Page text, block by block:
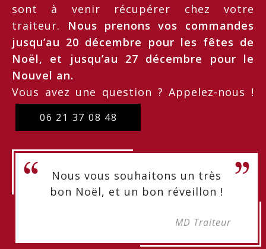
sont à venir récupérer chez votre
traiteur.
Nous prenons vos commandes
jusqu’au 20 décembre pour les fêtes de
Noël, et jusqu’au 27 décembre pour le
Nouvel an.
Vous avez une question ? Appelez-nous !
06 21 37 08 48
Nous vous souhaitons un très
bon Noël, et un bon réveillon !
MD Traiteur